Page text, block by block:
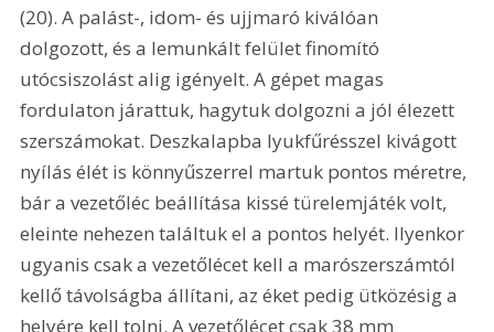
(20). A palást-, idom- és ujjmaró kiválóan
dolgozott, és a lemunkált felület finomító
utócsiszolást alig igényelt. A gépet magas
fordulaton járattuk, hagytuk dolgozni a jól élezett
szerszámokat. Deszkalapba lyukfűrésszel kivágott
nyílás élét is könnyűszerrel martuk pontos méretre,
bár a vezetőléc beállítása kissé türelemjáték volt,
eleinte nehezen találtuk el a pontos helyét. Ilyenkor
ugyanis csak a vezetőlécet kell a marószerszámtól
kellő távolságba állítani, az éket pedig ütközésig a
helyére kell tolni. A vezetőlécet csak 38 mm